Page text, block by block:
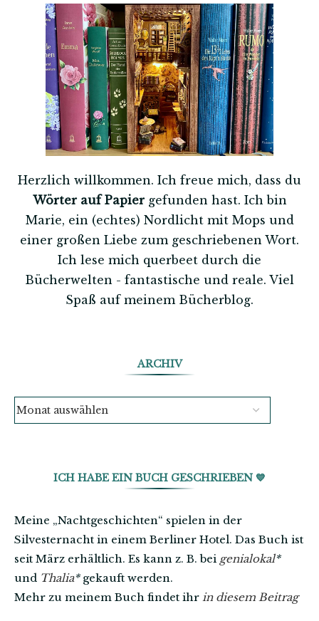
Herzlich willkommen. Ich freue mich, dass du
Wörter auf Papiergefunden hast. Ich bin
Marie, ein (echtes) Nordlicht mit Mops und
einer großen Liebe zum geschriebenen Wort.
Ich lese mich querbeet durch die
Bücherwelten - fantastische und reale. Viel
Spaß auf meinem Bücherblog.
ARCHIV
ICH HABE EIN BUCH GESCHRIEBEN 💙
Meine „Nachtgeschichten“ spielen in der
Silvesternacht in einem Berliner Hotel. Das Buch ist
seit März erhältlich. Es kann z. B. bei genialokal*
und Thalia*gekauft werden.
Mehr zu meinem Buch findet ihr in diesem Beitrag